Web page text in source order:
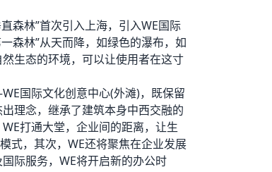
森林”首次引入上海，引入WE国际
森林”从天而降，如绿色的瀑布，如
生态的环境，可以让使用者在这寸
国际文化创意中心(外滩)，既保留
理念，继承了建筑本身中西交融的
打通大堂，企业间的距离，让生
式，其次，WE还将聚焦在企业发展
际服务，WE将开启新的办公时